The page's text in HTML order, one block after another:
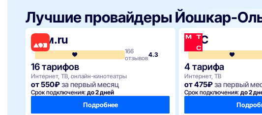
Лучшие провайдеры Йошкар-
Дом.ru
4.3
166
отзывов
16 тарифов
Интернет, ТВ, онлайн-кинотеатры
от 550₽за первый месяц
Срок подключения:до 2 дней
Подробнее
МТС
4 тарифа
Интернет, ТВ
от 475₽за первый
Срок подключения:до 2